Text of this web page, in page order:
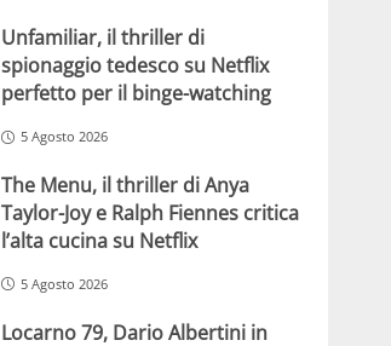
Unfamiliar, il thriller di
spionaggio tedesco su Netflix
perfetto per il binge-watching
5 Agosto 2026
The Menu, il thriller di Anya
Taylor-Joy e Ralph Fiennes critica
l’alta cucina su Netflix
5 Agosto 2026
Locarno 79, Dario Albertini in